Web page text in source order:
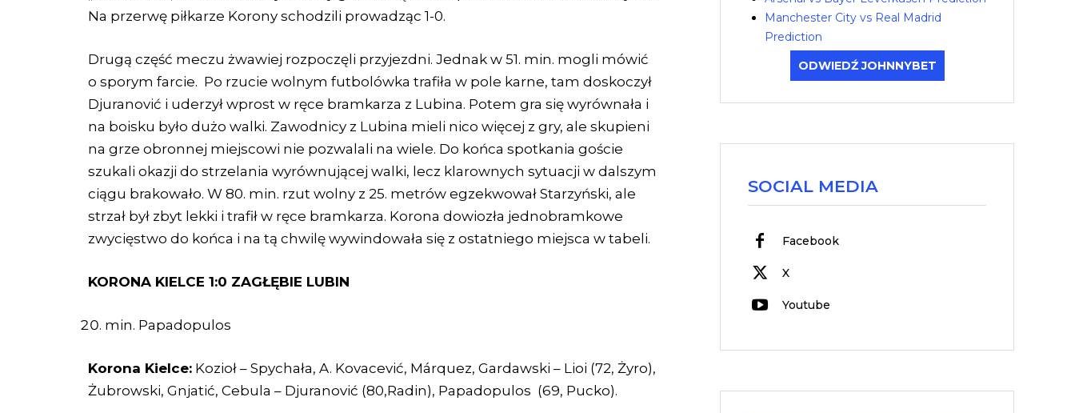
Na przerwę piłkarze Korony schodzili prowadząc 1-0.
Drugą część meczu żwawiej rozpoczęli przyjezdni. Jednak w 51. min. mogli mówić
o sporym farcie. Po rzucie wolnym futbolówka trafiła w pole karne, tam doskoczył
Djuranović i uderzył wprost w ręce bramkarza z Lubina. Potem gra się wyrównała i
na boisku było dużo walki. Zawodnicy z Lubina mieli nico więcej z gry, ale skupieni
na grze obronnej miejscowi nie pozwalali na wiele. Do końca spotkania goście
szukali okazji do strzelania wyrównującej walki, lecz klarownych sytuacji w dalszym
ciągu brakowało. W 80. min. rzut wolny z 25. metrów egzekwował Starzyński, ale
strzał był zbyt lekki i trafił w ręce bramkarza. Korona dowiozła jednobramkowe
zwycięstwo do końca i na tą chwilę wywindowała się z ostatniego miejsca w tabeli.
KORONA KIELCE 1:0 ZAGŁĘBIE LUBIN
min. Papadopulos
Korona Kielce: Kozioł – Spychała, A. Kovacević, Márquez, Gardawski – Lioi (72, Żyro),
Żubrowski, Gnjatić, Cebula – Djuranović (80,Radin), Papadopulos (69, Pucko).
Manchester City vs Real Madrid
Prediction
ODWIEDŹ JOHNNYBET
SOCIAL MEDIA
Facebook
X
Youtube